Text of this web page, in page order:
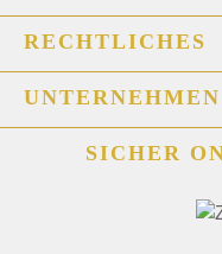
RECHTLICHES
UNTERNEHMEN
SICHER